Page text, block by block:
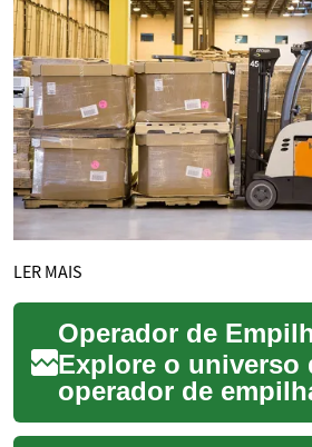
LER MAIS
Explore o universo
operador de
descubra o que é